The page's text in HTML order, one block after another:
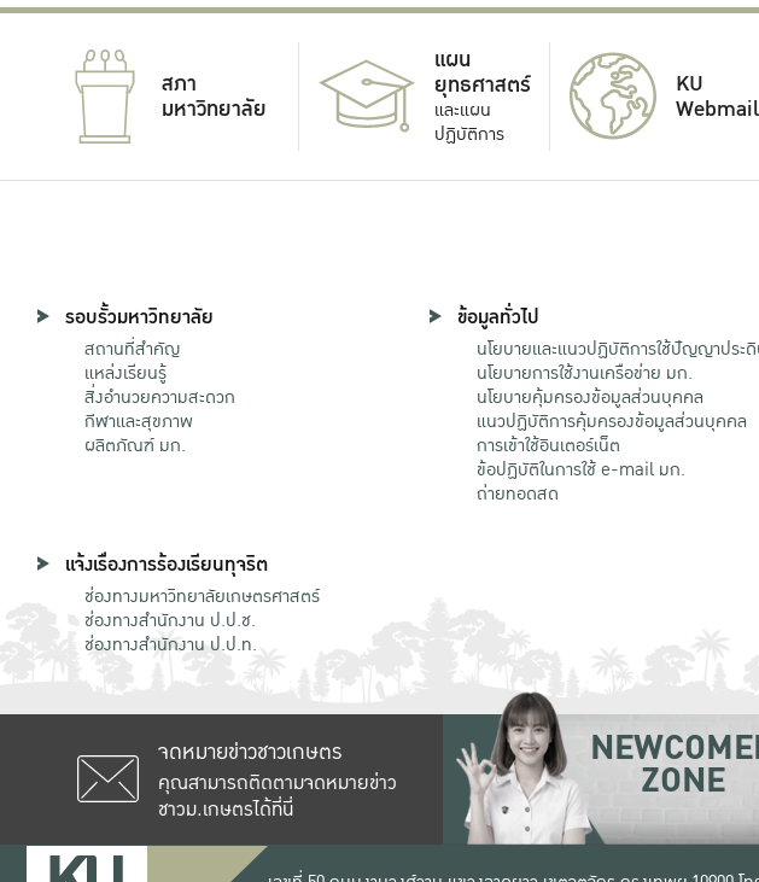
สภา
มหาวิทยาลัย
แผน
ยุทธศาสตร์
และแผน
ปฏิบัติการ
KU
Webmail
รอบรั้วมหาวิทยาลัย
สถานที่สำคัญ
แหล่งเรียนรู้
สิ่งอำนวยความสะดวก
กีฬาและสุขภาพ
ผลิตภัณฑ์ มก.
ข้อมูลทั่วไป
นโยบายและแนวปฏิบัติการใช้ปัญญาประ
นโยบายการใช้งานเครือข่าย มก.
นโยบายคุ้มครองข้อมูลส่วนบุคคล
แนวปฏิบัติการคุ้มครองข้อมูลส่วนบุคคล
การเข้าใช้อินเตอร์เน็ต
ข้อปฏิบัติในการใช้ e-mail มก.
ถ่ายทอดสด
แจ้งเรื่องการร้องเรียนทุจริต
ช่องทางมหาวิทยาลัยเกษตรศาสตร์
ช่องทางสำนักงาน ป.ป.ช.
ช่องทางสำนักงาน ป.ป.ท.
จดหมายข่าวชาวเกษตร
คุณสามารถติดตามจดหมายข่าว
ชาวม.เกษตรได้ที่นี่
ZONE